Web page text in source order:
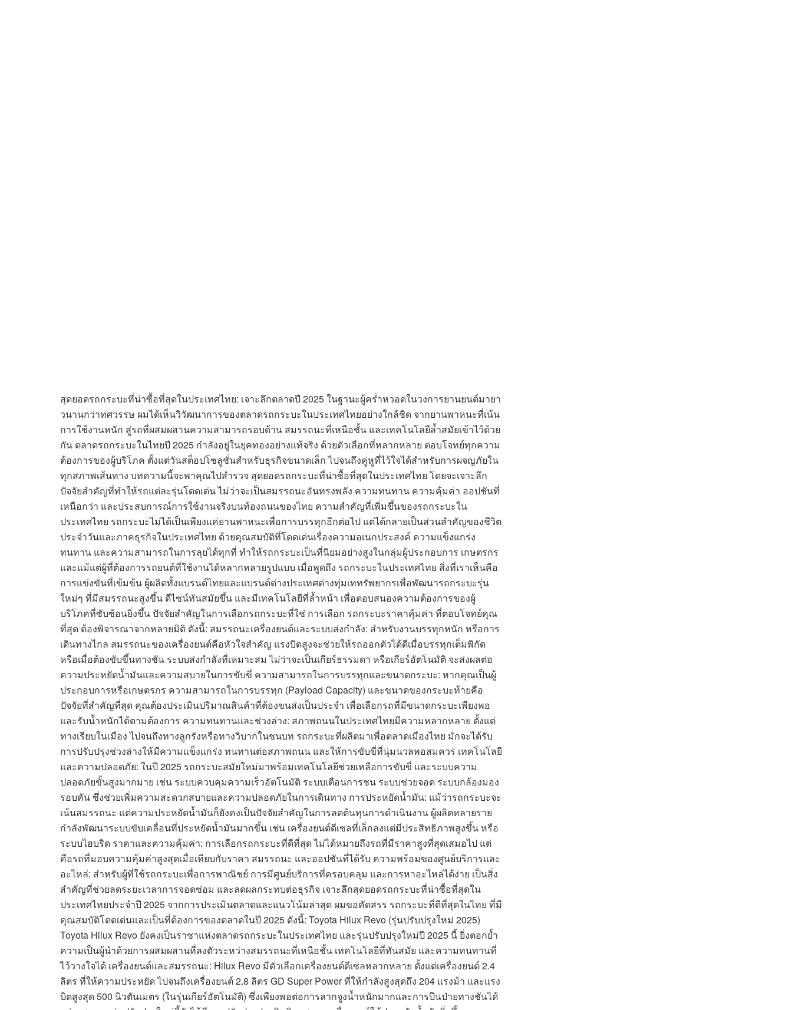
สุดยอดรถกระบะที่น่าซื้อที่สุดในประเทศไทย: เจาะลึกตลาดปี 2025 ในฐานะผู้คร่ำหวอดในวงการยานยนต์มายา
วนานกว่าทศวรรษ ผมได้เห็นวิวัฒนาการของตลาดรถกระบะในประเทศไทยอย่างใกล้ชิด จากยานพาหนะที่เน้น
การใช้งานหนัก สู่รถที่ผสมผสานความสามารถรอบด้าน สมรรถนะที่เหนือชั้น และเทคโนโลยีล้ำสมัยเข้าไว้ด้วย
กัน ตลาดรถกระบะในไทยปี 2025 กำลังอยู่ในยุคทองอย่างแท้จริง ด้วยตัวเลือกที่หลากหลาย ตอบโจทย์ทุกความ
ต้องการของผู้บริโภค ตั้งแต่วันสต็อปโซลูชั่นสำหรับธุรกิจขนาดเล็ก ไปจนถึงคู่หูที่ไว้ใจได้สำหรับการผจญภัยใน
ทุกสภาพเส้นทาง บทความนี้จะพาคุณไปสำรวจ สุดยอดรถกระบะที่น่าซื้อที่สุดในประเทศไทย โดยจะเจาะลึก
ปัจจัยสำคัญที่ทำให้รถแต่ละรุ่นโดดเด่น ไม่ว่าจะเป็นสมรรถนะอันทรงพลัง ความทนทาน ความคุ้มค่า ออปชันที่
เหนือกว่า และประสบการณ์การใช้งานจริงบนท้องถนนของไทย ความสำคัญที่เพิ่มขึ้นของรถกระบะใน
ประเทศไทย รถกระบะไม่ได้เป็นเพียงแค่ยานพาหนะเพื่อการบรรทุกอีกต่อไป แต่ได้กลายเป็นส่วนสำคัญของชีวิต
ประจำวันและภาคธุรกิจในประเทศไทย ด้วยคุณสมบัติที่โดดเด่นเรื่องความอเนกประสงค์ ความแข็งแกร่ง
ทนทาน และความสามารถในการลุยได้ทุกที่ ทำให้รถกระบะเป็นที่นิยมอย่างสูงในกลุ่มผู้ประกอบการ เกษตรกร
และแม้แต่ผู้ที่ต้องการรถยนต์ที่ใช้งานได้หลากหลายรูปแบบ เมื่อพูดถึง รถกระบะในประเทศไทย สิ่งที่เราเห็นคือ
การแข่งขันที่เข้มข้น ผู้ผลิตทั้งแบรนด์ไทยและแบรนด์ต่างประเทศต่างทุ่มเททรัพยากรเพื่อพัฒนารถกระบะรุ่น
ใหม่ๆ ที่มีสมรรถนะสูงขึ้น ดีไซน์ทันสมัยขึ้น และมีเทคโนโลยีที่ล้ำหน้า เพื่อตอบสนองความต้องการของผู้
บริโภคที่ซับซ้อนยิ่งขึ้น ปัจจัยสำคัญในการเลือกรถกระบะที่ใช่ การเลือก รถกระบะราคาคุ้มค่า ที่ตอบโจทย์คุณ
ที่สุด ต้องพิจารณาจากหลายมิติ ดังนี้: สมรรถนะเครื่องยนต์และระบบส่งกำลัง: สำหรับงานบรรทุกหนัก หรือการ
เดินทางไกล สมรรถนะของเครื่องยนต์คือหัวใจสำคัญ แรงบิดสูงจะช่วยให้รถออกตัวได้ดีเมื่อบรรทุกเต็มพิกัด
หรือเมื่อต้องขับขึ้นทางชัน ระบบส่งกำลังที่เหมาะสม ไม่ว่าจะเป็นเกียร์ธรรมดา หรือเกียร์อัตโนมัติ จะส่งผลต่อ
ความประหยัดน้ำมันและความสบายในการขับขี่ ความสามารถในการบรรทุกและขนาดกระบะ: หากคุณเป็นผู้
ประกอบการหรือเกษตรกร ความสามารถในการบรรทุก (Payload Capacity) และขนาดของกระบะท้ายคือ
ปัจจัยที่สำคัญที่สุด คุณต้องประเมินปริมาณสินค้าที่ต้องขนส่งเป็นประจำ เพื่อเลือกรถที่มีขนาดกระบะเพียงพอ
และรับน้ำหนักได้ตามต้องการ ความทนทานและช่วงล่าง: สภาพถนนในประเทศไทยมีความหลากหลาย ตั้งแต่
ทางเรียบในเมือง ไปจนถึงทางลูกรังหรือทางวิบากในชนบท รถกระบะที่ผลิตมาเพื่อตลาดเมืองไทย มักจะได้รับ
การปรับปรุงช่วงล่างให้มีความแข็งแกร่ง ทนทานต่อสภาพถนน และให้การขับขี่ที่นุ่มนวลพอสมควร เทคโนโลยี
และความปลอดภัย: ในปี 2025 รถกระบะสมัยใหม่มาพร้อมเทคโนโลยีช่วยเหลือการขับขี่ และระบบความ
ปลอดภัยขั้นสูงมากมาย เช่น ระบบควบคุมความเร็วอัตโนมัติ ระบบเตือนการชน ระบบช่วยจอด ระบบกล้องมอง
รอบคัน ซึ่งช่วยเพิ่มความสะดวกสบายและความปลอดภัยในการเดินทาง การประหยัดน้ำมัน: แม้ว่ารถกระบะจะ
เน้นสมรรถนะ แต่ความประหยัดน้ำมันก็ยังคงเป็นปัจจัยสำคัญในการลดต้นทุนการดำเนินงาน ผู้ผลิตหลายราย
กำลังพัฒนาระบบขับเคลื่อนที่ประหยัดน้ำมันมากขึ้น เช่น เครื่องยนต์ดีเซลที่เล็กลงแต่มีประสิทธิภาพสูงขึ้น หรือ
ระบบไฮบริด ราคาและความคุ้มค่า: การเลือกรถกระบะที่ดีที่สุด ไม่ได้หมายถึงรถที่มีราคาสูงที่สุดเสมอไป แต่
คือรถที่มอบความคุ้มค่าสูงสุดเมื่อเทียบกับราคา สมรรถนะ และออปชันที่ได้รับ ความพร้อมของศูนย์บริการและ
อะไหล่: สำหรับผู้ที่ใช้รถกระบะเพื่อการพาณิชย์ การมีศูนย์บริการที่ครอบคลุม และการหาอะไหล่ได้ง่าย เป็นสิ่ง
สำคัญที่ช่วยลดระยะเวลาการจอดซ่อม และลดผลกระทบต่อธุรกิจ เจาะลึกสุดยอดรถกระบะที่น่าซื้อที่สุดใน
ประเทศไทยประจำปี 2025 จากการประเมินตลาดและแนวโน้มล่าสุด ผมขอคัดสรร รถกระบะที่ดีที่สุดในไทย ที่มี
คุณสมบัติโดดเด่นและเป็นที่ต้องการของตลาดในปี 2025 ดังนี้: Toyota Hilux Revo (รุ่นปรับปรุงใหม่ 2025)
Toyota Hilux Revo ยังคงเป็นราชาแห่งตลาดรถกระบะในประเทศไทย และรุ่นปรับปรุงใหม่ปี 2025 นี้ ยิ่งตอกย้ำ
ความเป็นผู้นำด้วยการผสมผสานที่ลงตัวระหว่างสมรรถนะที่เหนือชั้น เทคโนโลยีที่ทันสมัย และความทนทานที่
ไว้วางใจได้ เครื่องยนต์และสมรรถนะ: Hilux Revo มีตัวเลือกเครื่องยนต์ดีเซลหลากหลาย ตั้งแต่เครื่องยนต์ 2.4
ลิตร ที่ให้ความประหยัด ไปจนถึงเครื่องยนต์ 2.8 ลิตร GD Super Power ที่ให้กำลังสูงสุดถึง 204 แรงม้า และแรง
บิดสูงสุด 500 นิวตันเมตร (ในรุ่นเกียร์อัตโนมัติ) ซึ่งเพียงพอต่อการลากจูงน้ำหนักมากและการปีนป่ายทางชันได้